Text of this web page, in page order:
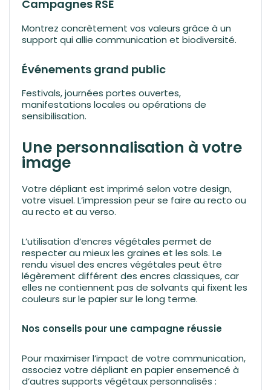
Campagnes RSE
Montrez concrètement vos valeurs grâce à un
support qui allie communication et biodiversité.
Événements grand public
Festivals, journées portes ouvertes,
manifestations locales ou opérations de
sensibilisation.
Une personnalisation à votre
image
Votre dépliant est imprimé selon votre design,
votre visuel. L’impression peur se faire au recto ou
au recto et au verso.
L’utilisation d’encres végétales permet de
respecter au mieux les graines et les sols. Le
rendu visuel des encres végétales peut être
légèrement différent des encres classiques, car
elles ne contiennent pas de solvants qui fixent les
couleurs sur le papier sur le long terme.
Nos conseils pour une campagne réussie
Pour maximiser l’impact de votre communication,
associez votre dépliant en papier ensemencé à
d’autres supports végétaux personnalisés :